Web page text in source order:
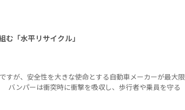
「水平リサイクル」
すが、安全性を大きな使命とする自動車メーカーが最大限
ンパーは衝突時に衝撃を吸収し、歩行者や乗員を守る